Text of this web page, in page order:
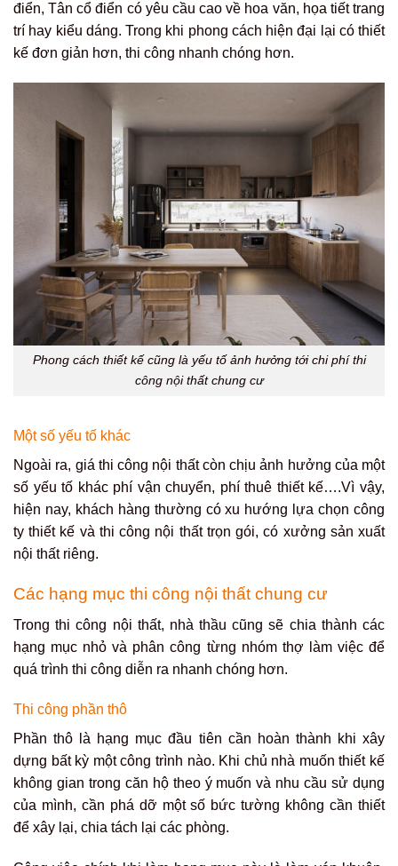
điển, Tân cổ điển có yêu cầu cao về hoa văn, họa tiết trang
trí hay kiểu dáng. Trong khi phong cách hiện đại lại có thiết
kế đơn giản hơn, thi công nhanh chóng hơn.
Phong cách thiết kế cũng là yếu tố ảnh hưởng tới chi phí thi
công nội thất chung cư
Một số yếu tố khác
Ngoài ra, giá thi công nội thất còn chịu ảnh hưởng của một
số yếu tố khác phí vận chuyển, phí thuê thiết kế….Vì vậy,
hiện nay, khách hàng thường có xu hướng lựa chọn công
ty thiết kế và thi công nội thất trọn gói, có xưởng sản xuất
nội thất riêng.
Các hạng mục thi công nội thất chung cư
Trong thi công nội thất, nhà thầu cũng sẽ chia thành các
hạng mục nhỏ và phân công từng nhóm thợ làm việc để
quá trình thi công diễn ra nhanh chóng hơn.
Thi công phần thô
Phần thô là hạng mục đầu tiên cần hoàn thành khi xây
dựng bất kỳ một công trình nào. Khi chủ nhà muốn thiết kế
không gian trong căn hộ theo ý muốn và nhu cầu sử dụng
của mình, cần phá dỡ một số bức tường không cần thiết
để xây lại, chia tách lại các phòng.